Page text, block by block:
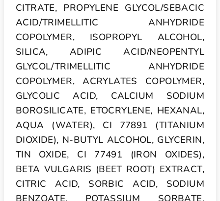
CITRATE, PROPYLENE GLYCOL/SEBACIC
ACID/TRIMELLITIC ANHYDRIDE
COPOLYMER, ISOPROPYL ALCOHOL,
SILICA, ADIPIC ACID/NEOPENTYL
GLYCOL/TRIMELLITIC ANHYDRIDE
COPOLYMER, ACRYLATES COPOLYMER,
GLYCOLIC ACID, CALCIUM SODIUM
BOROSILICATE, ETOCRYLENE, HEXANAL,
AQUA (WATER), CI 77891 (TITANIUM
DIOXIDE), N-BUTYL ALCOHOL, GLYCERIN,
TIN OXIDE, CI 77491 (IRON OXIDES),
BETA VULGARIS (BEET ROOT) EXTRACT,
CITRIC ACID, SORBIC ACID, SODIUM